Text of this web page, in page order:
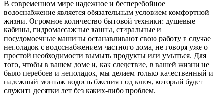
В современном мире надежное и бесперебойное
водоснабжение является обязательным условием комфортной
жизни. Огромное количество бытовой техники: душевые
кабины, гидромассажные ванны, стиральные и
посудомоечные машины останавливают свою работу в случае
неполадок с водоснабжением частного дома, не говоря уже о
простой необходимости вымыть продукты или умыться. Для
того, чтобы в вашем доме и, как следствие, в вашей жизни не
было перебоев и неполадок, мы делаем только качественный и
надежный монтаж водоснабжения под ключ, который будет
служить десятки лет без каких-либо проблем.